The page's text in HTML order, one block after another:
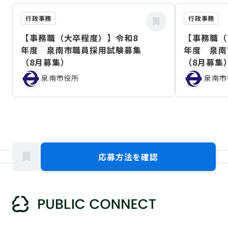
曾有の大災害となり、本市に深い傷跡と悲しみの記憶を残すこ
ととなった大震災ですが、震災後、国・県をはじめ、全国の企
業や自治体、ボランティアの方々などによる多くの、そして心
大切さを学び、市民が一丸となった復旧・再生・発展へ向けて
歩みだしています。
行政事務
【事務職（大卒程度）】令和8
年度 泉南市職員採用試験募集
（8月募集）
泉南市役所
行政事務
【事務職
年度 泉南
（8月募集
泉南
応募方法を確認